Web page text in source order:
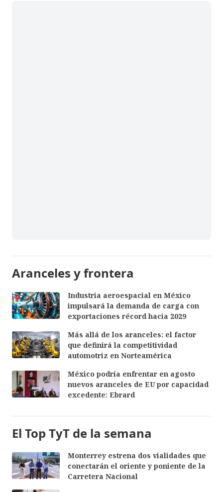
Aranceles y frontera
Industria aeroespacial en México
impulsará la demanda de carga con
exportaciones récord hacia 2029
Más allá de los aranceles: el factor
que definirá la competitividad
automotriz en Norteamérica
México podría enfrentar en agosto
nuevos aranceles de EU por capacidad
excedente: Ebrard
El Top TyT de la semana
Monterrey estrena dos vialidades que
conectarán el oriente y poniente de la
Carretera Nacional